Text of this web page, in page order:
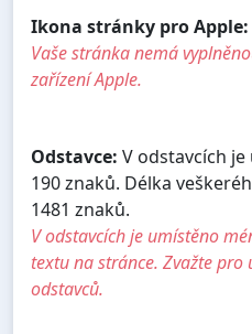
Ikona stránky pro Apple:
Vaše stránka nemá
zařízení Apple.
Odstavce: V odstavcích
190 znaků. Délka
1481 znaků.
V odstavcích je umístěno
textu na stránce. Zvažte
odstavců.